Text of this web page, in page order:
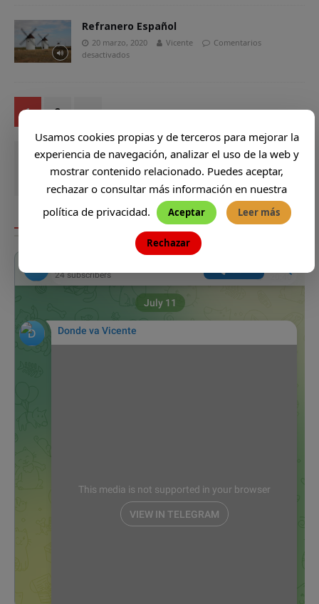
Refranero Español
20 marzo, 2020 Vicente
Comentarios
desactivados
1 2 »
DONDE VA VICENTE
Usamos cookies propias y de terceros para mejorar la
experiencia de navegación, analizar el uso de la web y
mostrar contenido relacionado. Puedes aceptar,
rechazar o consultar más información en nuestra
política de privacidad.
Aceptar Leer más
Rechazar